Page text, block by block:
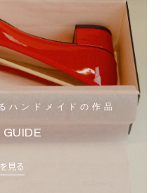
ハンドメイドの作品
見る